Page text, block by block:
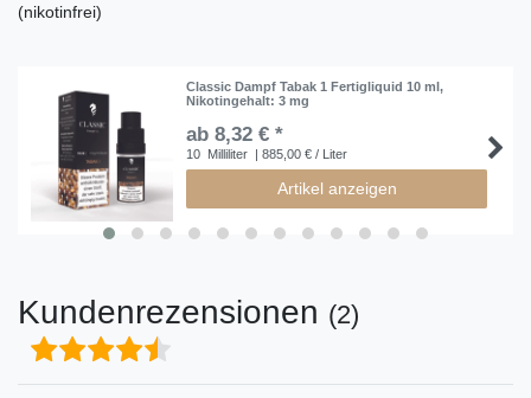
(nikotinfrei)
Classic Dampf Tabak 1 Fertigliquid 10 ml,
Nikotingehalt: 3 mg
ab 8,32 € *
10 Milliliter | 885,00 € / Liter
Artikel anzeigen
Kundenrezensionen (2)